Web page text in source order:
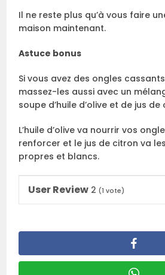
Il ne reste plus qu’à vous faire
maison maintenant.
Astuce bonus
Si vous avez des ongles
massez-les aussi avec un
soupe d’huile d’olive et de jus de
L’huile d’olive va nourrir vos
renforcer et le jus de citron va
propres et blancs.
User Review 2 (1 vote)